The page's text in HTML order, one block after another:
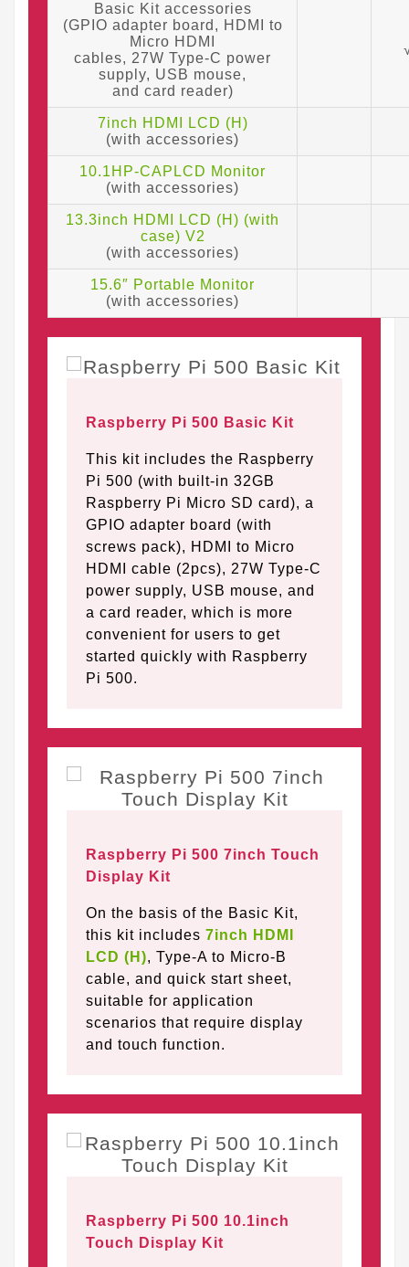
Basic Kit accessories
(GPIO adapter board, HDMI to
Micro HDMI
cables, 27W Type-C power
supply, USB mouse,
and card reader)
7inch HDMI LCD (H)
(with accessories)
10.1HP-CAPLCD Monitor
(with accessories)
13.3inch HDMI LCD (H) (with
case) V2
(with accessories)
15.6″ Portable Monitor
(with accessories)
Raspberry Pi 500 Basic Kit
This kit includes the Raspberry
Pi 500 (with built-in 32GB
Raspberry Pi Micro SD card), a
GPIO adapter board (with
screws pack), HDMI to Micro
HDMI cable (2pcs), 27W Type-C
power supply, USB mouse, and
a card reader, which is more
convenient for users to get
started quickly with Raspberry
Pi 500.
Raspberry Pi 500 7inch Touch
Display Kit
On the basis of the Basic Kit,
this kit includes 7inch HDMI
LCD (H), Type-A to Micro-B
cable, and quick start sheet,
suitable for application
scenarios that require display
and touch function.
Raspberry Pi 500 10.1inch
Touch Display Kit